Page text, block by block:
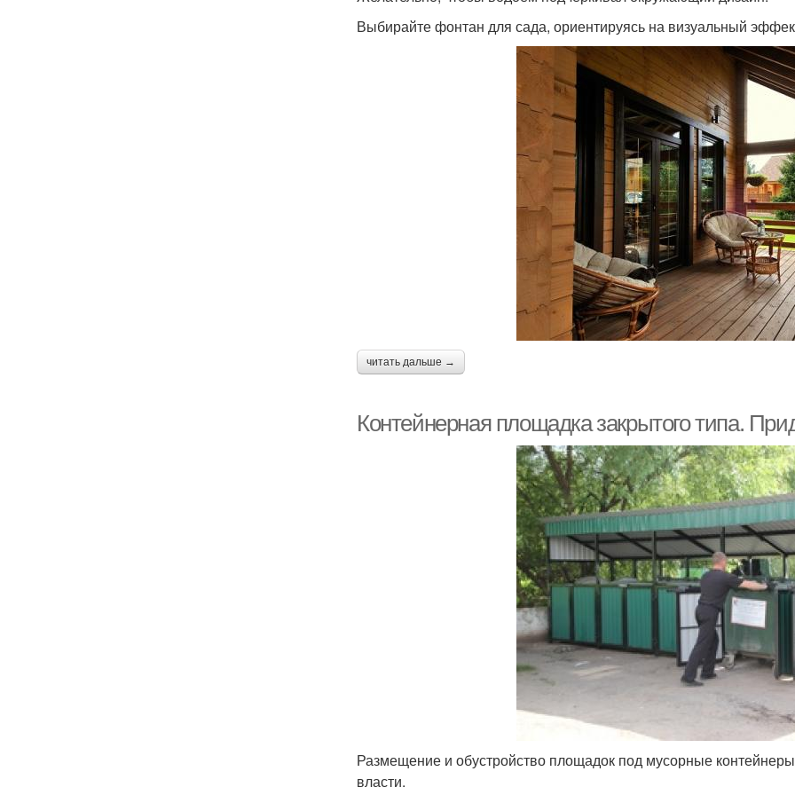
Выбирайте фонтан для сада, ориентируясь на визуальный
читать дальше →
Контейнерная площадка закрытого типа.
Размещение и обустройство площадок под мусорные
власти.